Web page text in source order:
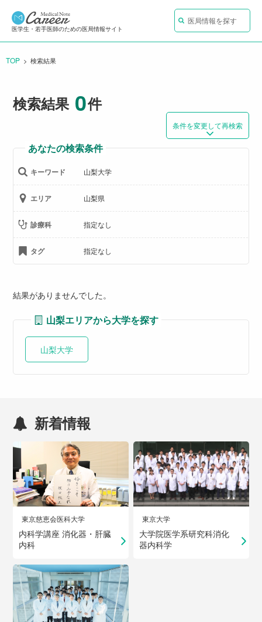
医学生・若手医師のための医局情報サイト
医局情報を探す
TOP CURRENT:
検索結果
検索結果 0件
条件を変更して再検索
あなたの検索条件
キーワード 山梨大学
エリア 山梨県
診療科 指定なし
タグ 指定なし
結果がありませんでした。
山梨エリアから大学を探す
山梨大学
新着情報
東京慈恵会医科大学
内科学講座 消化器・肝臓
内科
東京大学
大学院医学系研究科消化
器内科学